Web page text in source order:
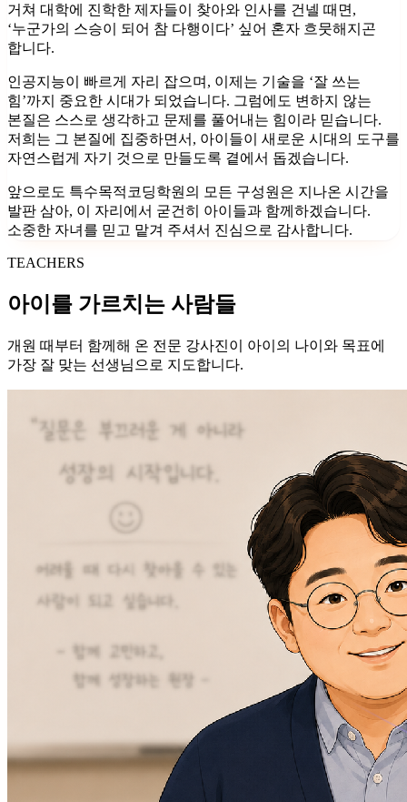
거쳐 대학에 진학한 제자들이 찾아와 인사를 건넬 때면,
‘누군가의 스승이 되어 참 다행이다’ 싶어 혼자 흐뭇해지곤
합니다.
인공지능이 빠르게 자리 잡으며, 이제는 기술을 ‘잘 쓰는
힘’까지 중요한 시대가 되었습니다. 그럼에도 변하지 않는
본질은 스스로 생각하고 문제를 풀어내는 힘이라 믿습니다.
저희는 그 본질에 집중하면서, 아이들이 새로운 시대의 도구를
자연스럽게 자기 것으로 만들도록 곁에서 돕겠습니다.
앞으로도 특수목적코딩학원의 모든 구성원은 지나온 시간을
발판 삼아, 이 자리에서 굳건히 아이들과 함께하겠습니다.
소중한 자녀를 믿고 맡겨 주셔서 진심으로 감사합니다.
TEACHERS
아이를 가르치는 사람들
개원 때부터 함께해 온 전문 강사진이 아이의 나이와 목표에
가장 잘 맞는 선생님으로 지도합니다.